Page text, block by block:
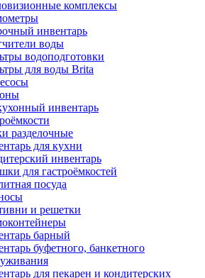
комплексы
инвентарь
воды
водоподготовки
для воды Brita
инвентарь
разделочные
для кухни
инвентарь
для гастроёмкостей
посуда
и решетки
барный
буфетного, банкетного
для пекарен и кондитерских